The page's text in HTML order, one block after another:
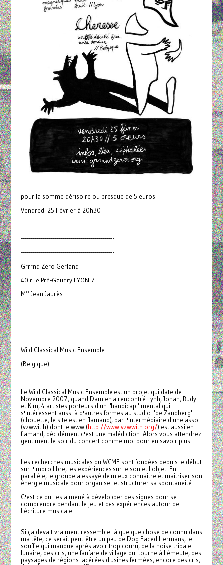
pour la somme dérisoire ou presque de 5 euros
Vendredi 25 Février à 20h30
-----------------------------------------------
-----------------------------------------------
Grrrnd Zero Gerland
40 rue Pré-Gaudry LYON 7
M° Jean Jaurès
----------------------------------------------
----------------------------------------------
Wild Classical Music Ensemble
(Belgique)
Le Wild Classical Music Ensemble est un projet qui date de
Novembre 2007, quand Damien a rencontré Lynh, Johan, Rudy
et Kim, 4 artistes porteurs d'un "handicap" mental qui
s'intéressent aussi à d'autres formes au studio "de Zandberg"
(chouette, le site est en flamand), par l'intermédiaire d'une asso
(vzwwit.h) dont le www (http://www.vzwwith.org/) est aussi en
flamand, décidément c'est une malédiction. Alors vous attendrez
gentiment le soir du concert comme moi pour en savoir plus.
Les recherches musicales du WCME sont fondées depuis le début
sur l'impro libre, les expériences sur le son et l'objet. En
parallèle, le groupe a essayé de mieux connaître et maîtriser son
énergie musicale pour organiser et structurer sa spontaneité.
C'est ce qui les a mené à développer des signes pour se
comprendre pendant le jeu et des expériences autour de
l'écriture musicale.
Si ça devait vraiment ressembler à quelque chose de connu dans
ma tête, ce serait peut-être un peu de Dog Faced Hermans, le
souffle qui manque après avoir trop couru, de la noise tribale
lunaire, des cris, une fanfare de village qui tourne à l'émeute, des
paysages de régions lacérées d'usines fermées, encore des cris,